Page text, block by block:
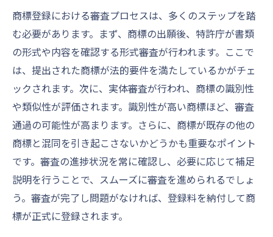
商標登録における審査プロセスは、多くのステップを踏
む必要があります。まず、商標の出願後、特許庁が書類
の形式や内容を確認する形式審査が行われます。ここで
は、提出された商標が法的要件を満たしているかがチェ
ックされます。次に、実体審査が行われ、商標の識別性
や類似性が評価されます。識別性が高い商標ほど、審査
通過の可能性が高まります。さらに、商標が既存の他の
商標と混同を引き起こさないかどうかも重要なポイント
です。審査の進捗状況を常に確認し、必要に応じて補足
説明を行うことで、スムーズに審査を進められるでしょ
う。審査が完了し問題がなければ、登録料を納付して商
標が正式に登録されます。